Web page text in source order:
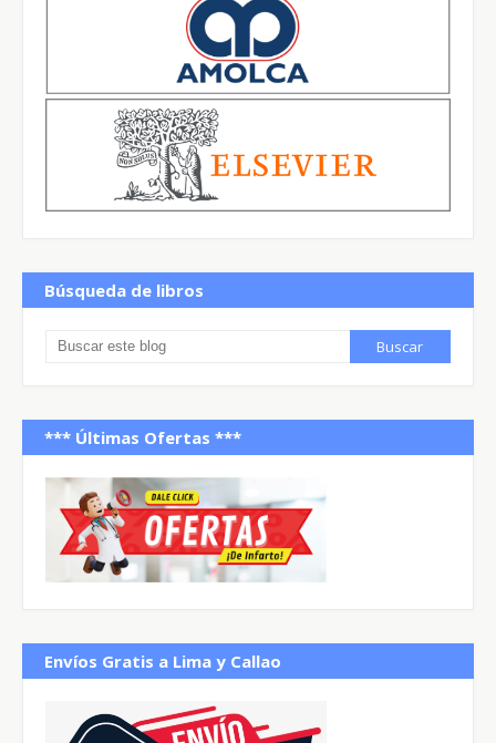
Búsqueda de libros
*** Últimas Ofertas ***
Envíos Gratis a Lima y Callao